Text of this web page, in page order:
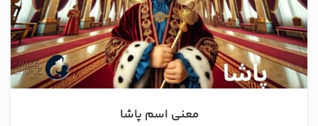
معنی اسم پاشا